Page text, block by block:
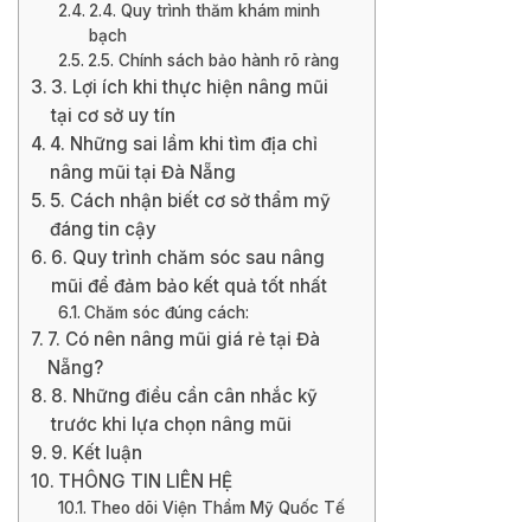
2.4. Quy trình thăm khám minh
bạch
2.5. Chính sách bảo hành rõ ràng
3. Lợi ích khi thực hiện nâng mũi
tại cơ sở uy tín
4. Những sai lầm khi tìm địa chỉ
nâng mũi tại Đà Nẵng
5. Cách nhận biết cơ sở thẩm mỹ
đáng tin cậy
6. Quy trình chăm sóc sau nâng
mũi để đảm bảo kết quả tốt nhất
Chăm sóc đúng cách:
7. Có nên nâng mũi giá rẻ tại Đà
Nẵng?
8. Những điều cần cân nhắc kỹ
trước khi lựa chọn nâng mũi
9. Kết luận
THÔNG TIN LIÊN HỆ
Theo dõi Viện Thẩm Mỹ Quốc Tế